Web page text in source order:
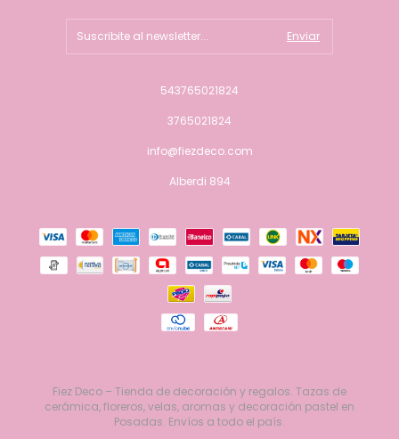
543765021824
3765021824
info@fiezdeco.com
Alberdi 894
Fiez Deco – Tienda de decoración y regalos. Tazas de
cerámica, floreros, velas, aromas y decoración pastel en
Posadas. Envíos a todo el país.